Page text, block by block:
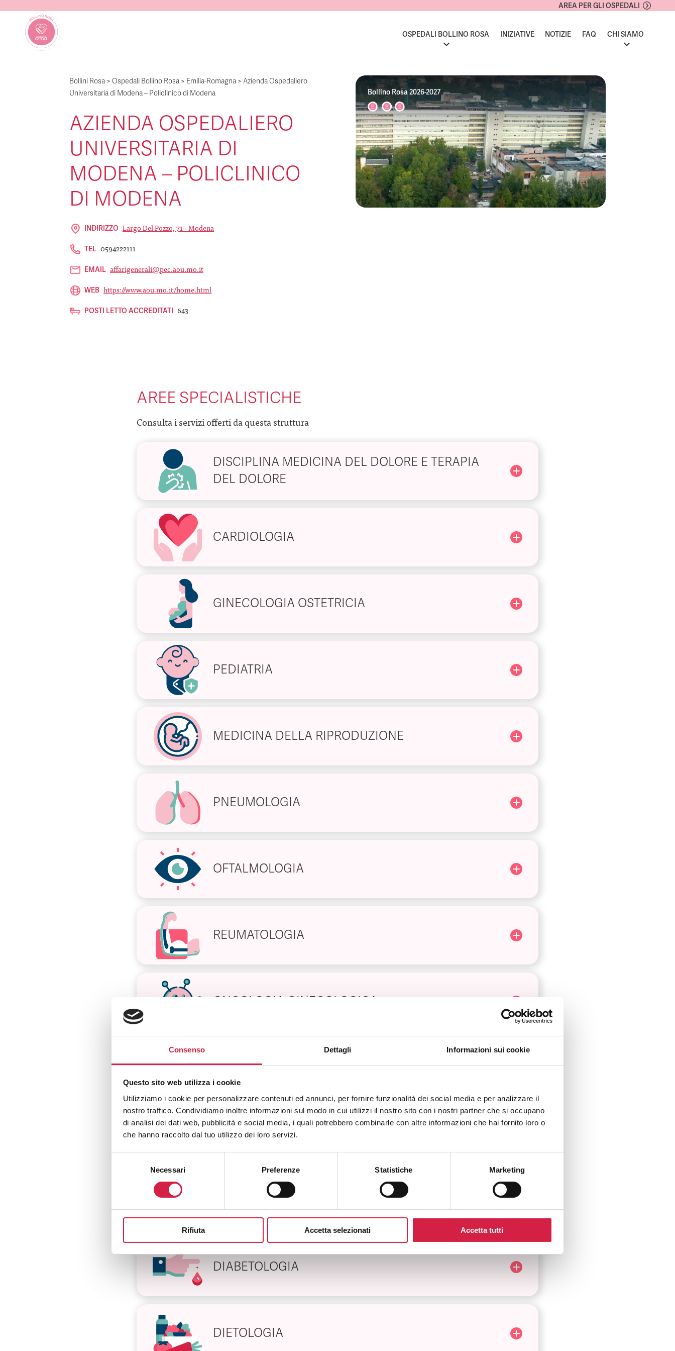
Consenso Dettagli Informazioni sui cookie
Questo sito web utilizza i cookie
Utilizziamo i cookie per personalizzare contenuti ed annunci, per fornire funzionalità dei social media e per analizzare il
nostro traffico. Condividiamo inoltre informazioni sul modo in cui utilizzi il nostro sito con i nostri partner che si occupano
di analisi dei dati web, pubblicità e social media, i quali potrebbero combinarle con altre informazioni che hai fornito loro o
che hanno raccolto dal tuo utilizzo dei loro servizi.
Necessari Preferenze Statistiche Marketing
Rifiuta Accetta selezionati Accetta tutti
AREA PER GLI OSPEDALI
OSPEDALI BOLLINO ROSA INIZIATIVE NOTIZIE FAQ CHI SIAMO
Bollini Rosa > Ospedali Bollino Rosa > Emilia-Romagna > Azienda Ospedaliero
Universitaria di Modena – Policlinico di Modena
AZIENDA OSPEDALIERO
UNIVERSITARIA DI
MODENA – POLICLINICO
DI MODENA
INDIRIZZO Largo Del Pozzo, 71 - Modena
TEL 0594222111
EMAIL affarigenerali@pec.aou.mo.it
WEB https://www.aou.mo.it/home.html
POSTI LETTO ACCREDITATI 643
Bollino Rosa 2026-2027
AREE SPECIALISTICHE
Consulta i servizi offerti da questa struttura
DISCIPLINA MEDICINA DEL DOLORE E TERAPIA
DEL DOLORE
CARDIOLOGIA
GINECOLOGIA OSTETRICIA
PEDIATRIA
MEDICINA DELLA RIPRODUZIONE
PNEUMOLOGIA
OFTALMOLOGIA
REUMATOLOGIA
ONCOLOGIA GINECOLOGICA
SENOLOGIA
ONCOLOGIA MEDICA
DERMATOLOGIA
DIABETOLOGIA
DIETOLOGIA